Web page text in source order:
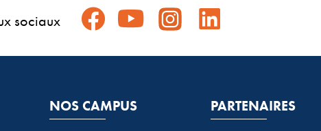
sociaux
NOS CAMPUS PARTENAIRES